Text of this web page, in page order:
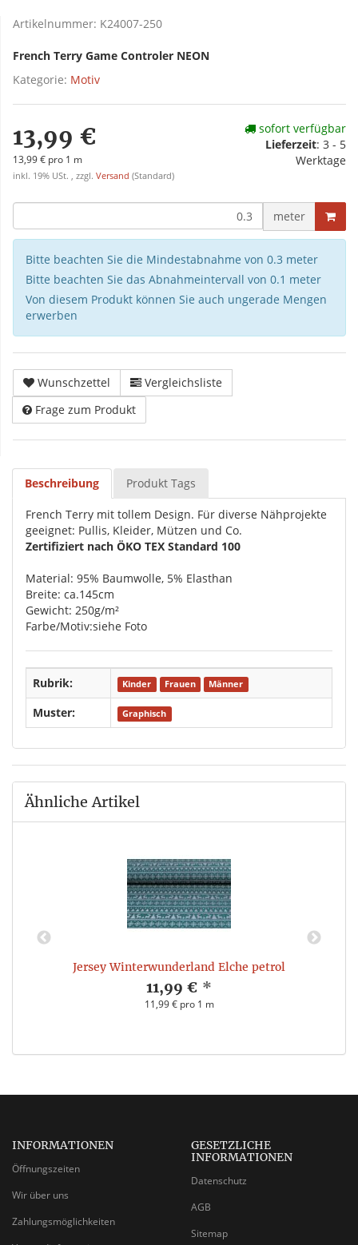
Artikelnummer: K24007-250
French Terry Game Controler NEON
Kategorie: Motiv
13,99 €
13,99 € pro 1 m
inkl. 19% USt. , zzgl. Versand (Standard)
sofort verfügbar
Lieferzeit: 3 - 5
Werktage
meter
Bitte beachten Sie die Mindestabnahme von 0.3 meter
Bitte beachten Sie das Abnahmeintervall von 0.1 meter
Von diesem Produkt können Sie auch ungerade Mengen
erwerben
Wunschzettel
Vergleichsliste
Frage zum Produkt
Beschreibung Produkt Tags
French Terry mit tollem Design. Für diverse Nähprojekte
geeignet: Pullis, Kleider, Mützen und Co.
Zertifiziert nach ÖKO TEX Standard 100
Material: 95% Baumwolle, 5% Elasthan
Breite: ca.145cm
Gewicht: 250g/m²
Farbe/Motiv:siehe Foto
Rubrik: Kinder Frauen Männer
Muster: Graphisch
Ähnliche Artikel
Jersey Winterwunderland Elche petrol
11,99 € *
11,99 € pro 1 m
INFORMATIONEN
Öffnungszeiten
Wir über uns
Zahlungsmöglichkeiten
GESETZLICHE
INFORMATIONEN
Datenschutz
AGB
Sitemap